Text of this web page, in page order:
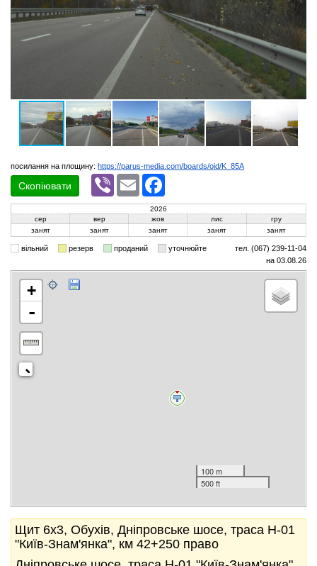
посилання на площину: https://parus-media.com/boards/oid/K_85A
Скопіювати
Viber Email
2026
сер
вер жов лис
гру
занят
занят занят занят занят
вільний резерв проданий уточнюйте
тел. (067) 239-11-04
на 03.08.26
+
-
100 m
500 ft
Щит 6x3, Обухів, Дніпровське шосе, траса Н-01
"Київ-Знам'янка", км 42+250 право